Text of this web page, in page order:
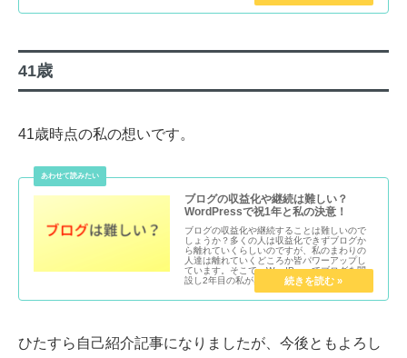
41歳
41歳時点の私の想いです。
ブログの収益化や継続は難しい？
WordPressで祝1年と私の決意！
ブログの収益化や継続することは難しいので
しょうか？多くの人は収益化できずブログか
ら離れていくらしいのですが、私のまわりの
人達は離れていくどころか皆パワーアップし
ています。そこで、WordPressでブログを開
設し2年目の私が感じる思いを記事にします。
ひたすら自己紹介記事になりましたが、今後ともよろし